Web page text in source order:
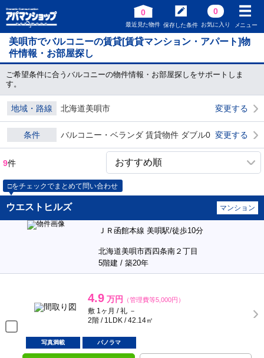
0
最近見た物件 保存した条件
0
お気に入り メニュー
美唄市でバルコニーの賃貸[賃貸マンション・アパート]物
件情報・お部屋探し
ご希望条件に合うバルコニーの物件情報・お部屋探しをサポートしま
す。
地域・路線 北海道美唄市 変更する
条件 バルコニー・ベランダ 賃貸物件 ダブル0 変更する
9件
□をチェックでまとめて問い合わせ
ウエストヒルズ マンション
ＪＲ函館本線 美唄駅/徒歩10分
北海道美唄市西四条南２丁目
5階建 / 築20年
4.9 万円 （管理費等5,000円）
敷 1ヶ月 / 礼 －
2階 / 1LDK / 42.14㎡
写真満載 パノラマ